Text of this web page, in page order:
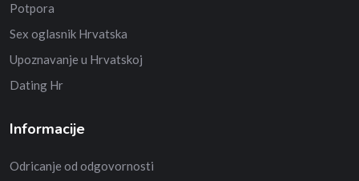
Potpora
Sex oglasnik Hrvatska
Upoznavanje u Hrvatskoj
Dating Hr
Informacije
Odricanje od odgovornosti